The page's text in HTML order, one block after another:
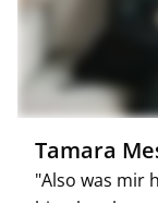
Tamara
"Also was mir